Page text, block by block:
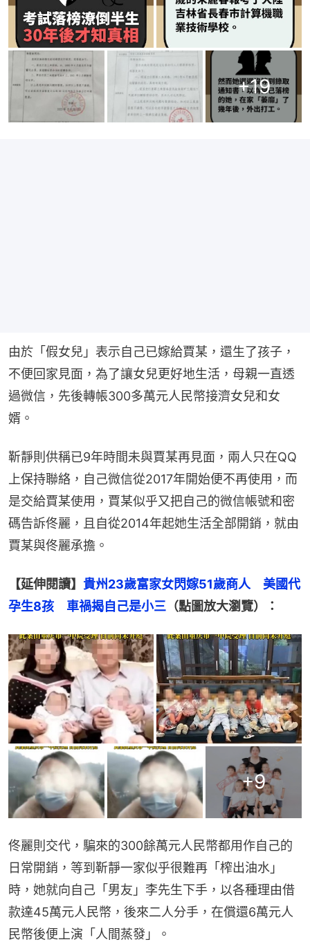
+19
由於「假女兒」表示自己已嫁給賈某，還生了孩子，
不便回家見面，為了讓女兒更好地生活，母親一直透
過微信，先後轉帳300多萬元人民幣接濟女兒和女
婿。
靳靜則供稱已9年時間未與賈某再見面，兩人只在QQ
上保持聯絡，自己微信從2017年開始便不再使用，而
是交給賈某使用，賈某似乎又把自己的微信帳號和密
碼告訴佟麗，且自從2014年起她生活全部開銷，就由
賈某與佟麗承擔。
【延伸閱讀】 貴州23歲富家女閃嫁51歲商人　美國代
孕生8孩　車禍揭自己是小三 （點圖放大瀏覽）：
+9
佟麗則交代，騙來的300餘萬元人民幣都用作自己的
日常開銷，等到靳靜一家似乎很難再「榨出油水」
時，她就向自己「男友」李先生下手，以各種理由借
款達45萬元人民幣，後來二人分手，在償還6萬元人
民幣後便上演「人間蒸發」。